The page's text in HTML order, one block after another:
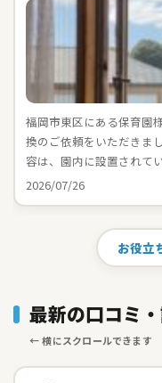
福岡市東区にある保育園
換のご依頼をいただきま
容は、園内に設置されて
2026/07/26
お役立
最新の口コミ